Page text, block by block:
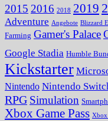
2015 2016 2018 2019
Adventure Angebote Blizzard
Farming Gamer's Palace
Google Stadia Humble
Kickstarter
Nintendo Nintendo
RPG Simulation
Xbox Game Pass Xbox